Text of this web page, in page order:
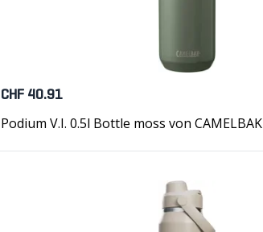
CHF 40.91
Podium V.I. 0.5l Bottle moss von CAMELBAK